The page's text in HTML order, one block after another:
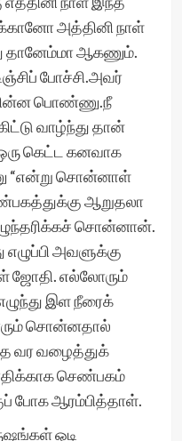
அத்தினி நாள்
தானேம்மா ஆகணும்.
போச்சி.அவர்
பொண்ணு.நீ
வாழ்ந்து தான்
கெட்ட கனவாக
“என்று சொன்னாள்
ஆறுதலா
சொன்னான்.
அவளுக்கு
எல்லோரும்
இள நீரைக்
சொன்னதால்
வர வழைத்துக்
செண்பகம்
போக ஆரம்பித்தாள்.
ஓடி